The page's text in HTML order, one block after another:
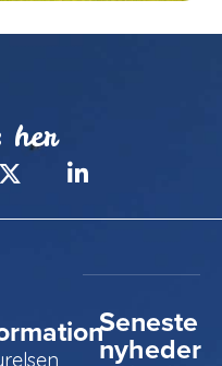
her
Seneste
nyheder